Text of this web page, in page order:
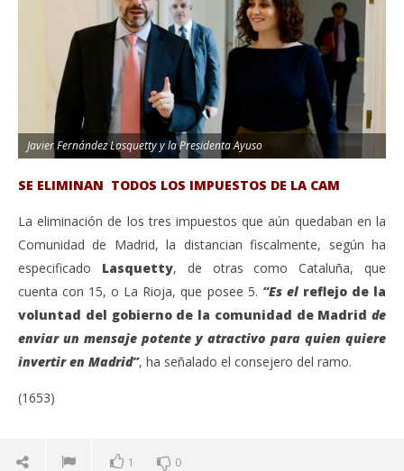
Javier Fernández Lasquetty y la Presidenta Ayuso
SE ELIMINAN TODOS LOS IMPUESTOS DE LA CAM
La eliminación de los tres impuestos que aún quedaban en la
Comunidad de Madrid, la distancian fiscalmente, según ha
especificado Lasquetty, de otras como Cataluña, que
cuenta con 15, o La Rioja, que posee 5. “Es elreflejo de la
voluntad del gobierno de la comunidad de Madrid de
enviar un mensaje potente y atractivo para quien quiere
invertir en Madrid”, ha señalado el consejero del ramo.
(1653)
1 0